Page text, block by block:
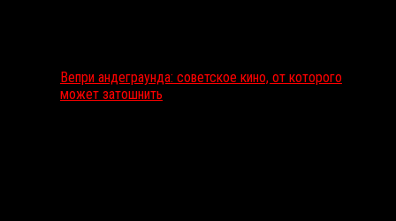
Вепри андеграунда: советское кино, от которого
может затошнить